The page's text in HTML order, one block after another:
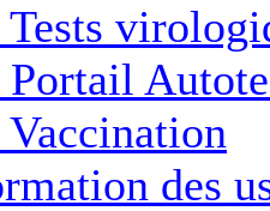
Portail
des